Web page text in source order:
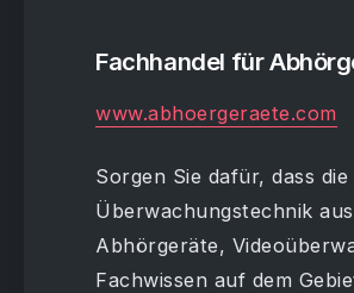
Fachhandel für
www.abhoergeraete.com
Sorgen Sie dafür, dass
Überwachungstechnik
Abhörgeräte,
Fachwissen auf dem